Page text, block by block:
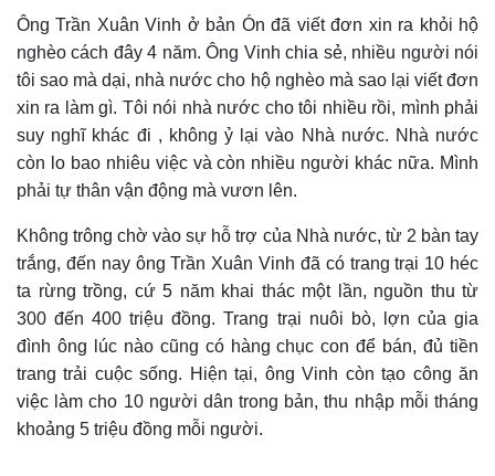
Ông Trần Xuân Vinh ở bản Ón đã viết đơn xin ra khỏi hộ
nghèo cách đây 4 năm.Ông Vinh chia sẻ, nhiều người nói
tôi sao mà dại, nhà nước cho hộ nghèo mà sao lại viết đơn
xin ra làm gì. Tôi nói nhà nước cho tôi nhiều rồi, mình phải
suy nghĩ khác đi , không ỷ lại vào Nhà nước. Nhà nước
còn lo bao nhiêu việc và còn nhiều người khác nữa. Mình
phải tự thân vận động mà vươn lên.
Không trông chờ vào sự hỗ trợ của Nhà nước, từ 2 bàn tay
trắng, đến nay ông Trần Xuân Vinh đã có trang trại 10 héc
ta rừng trồng, cứ 5 năm khai thác một lần, nguồn thu từ
300 đến 400 triệu đồng. Trang trại nuôi bò, lợn của gia
đình ông lúc nào cũng có hàng chục con để bán, đủ tiền
trang trải cuộc sống. Hiện tại, ông Vinh còn tạo công ăn
việc làm cho 10 người dân trong bản, thu nhập mỗi tháng
khoảng 5 triệu đồng mỗi người.